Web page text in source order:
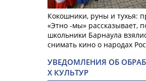
Кокошники, руны и тухья:
«Этно -мы» рассказывает,
школьники Барнаула
снимать кино о народах
УВЕДОМЛЕНИЯ ОБ
Х КУЛЬТУР